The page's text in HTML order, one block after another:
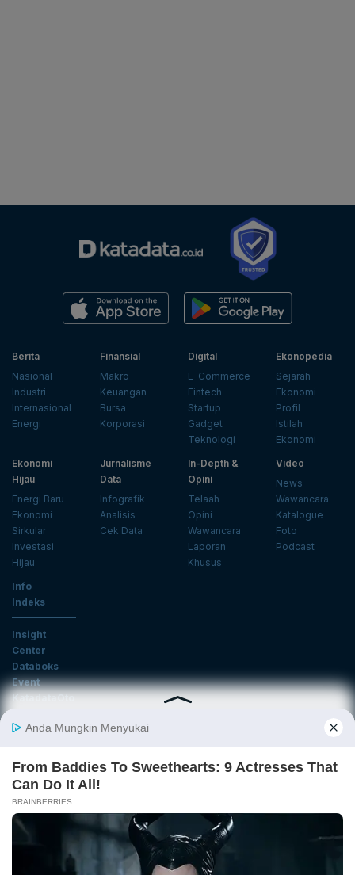
Berita
Nasional
Industri
Internasional
Energi
Finansial
Makro
Keuangan
Bursa
Korporasi
Digital
E-Commerce
Fintech
Startup
Gadget
Teknologi
Ekonopedia
Sejarah
Ekonomi
Profil
Istilah
Ekonomi
Ekonomi
Hijau
Energi Baru
Ekonomi
Sirkular
Investasi
Hijau
Jurnalisme
Data
Infografik
Analisis
Cek Data
In-Depth &
Opini
Telaah
Opini
Wawancara
Laporan
Khusus
Video
News
Wawancara
Katalogue
Foto
Podcast
Info
Indeks
Insight
Center
Databoks
Event
KatadataOto
Email
Daftar